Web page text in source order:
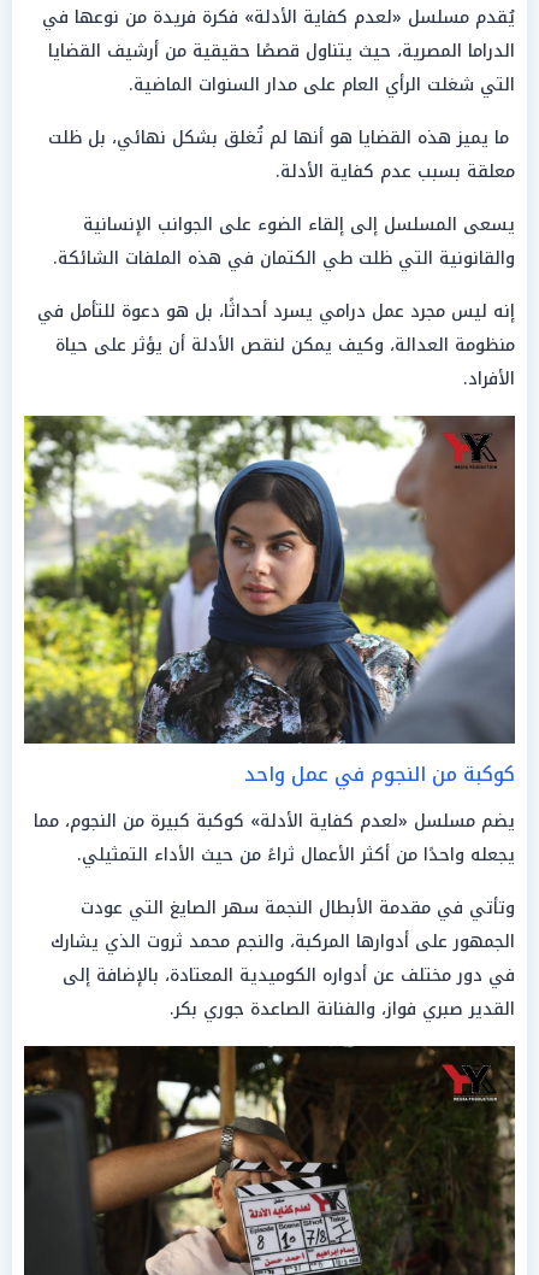
يُقدم مسلسل «لعدم كفاية الأدلة» فكرة فريدة من نوعها في
الدراما المصرية، حيث يتناول قصصًا حقيقية من أرشيف القضايا
التي شغلت الرأي العام على مدار السنوات الماضية.
ما يميز هذه القضايا هو أنها لم تُغلق بشكل نهائي، بل ظلت
معلقة بسبب عدم كفاية الأدلة.
يسعى المسلسل إلى إلقاء الضوء على الجوانب الإنسانية
والقانونية التي ظلت طي الكتمان في هذه الملفات الشائكة.
إنه ليس مجرد عمل درامي يسرد أحداثًا، بل هو دعوة للتأمل في
منظومة العدالة، وكيف يمكن لنقص الأدلة أن يؤثر على حياة
الأفراد.
كوكبة من النجوم في عمل واحد
يضم مسلسل «لعدم كفاية الأدلة» كوكبة كبيرة من النجوم، مما
يجعله واحدًا من أكثر الأعمال ثراءً من حيث الأداء التمثيلي.
وتأتي في مقدمة الأبطال النجمة سهر الصايغ التي عودت
الجمهور على أدوارها المركبة، والنجم محمد ثروت الذي يشارك
في دور مختلف عن أدواره الكوميدية المعتادة، بالإضافة إلى
القدير صبري فواز، والفنانة الصاعدة جوري بكر.